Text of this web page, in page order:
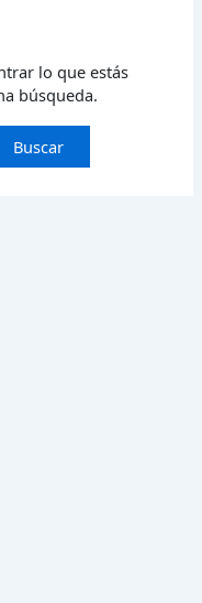
lo que estás
búsqueda.